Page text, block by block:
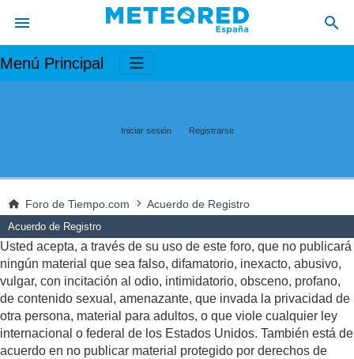
Menú Principal
Iniciar sesión Registrarse
Foro de Tiempo.com Acuerdo de Registro
Acuerdo de Registro
Usted acepta, a través de su uso de este foro, que no publicará
ningún material que sea falso, difamatorio, inexacto, abusivo,
vulgar, con incitación al odio, intimidatorio, obsceno, profano,
de contenido sexual, amenazante, que invada la privacidad de
otra persona, material para adultos, o que viole cualquier ley
internacional o federal de los Estados Unidos. También está de
acuerdo en no publicar material protegido por derechos de